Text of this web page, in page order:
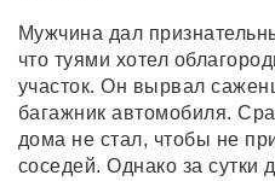
Мужчина дал
что туями хотел
участок. Он вырвал
багажник автомобиля.
дома не стал, чтобы не
соседей. Однако за сутки